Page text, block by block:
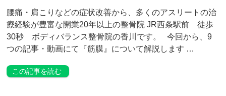
腰痛・肩こりなどの症状改善から、多くのアスリートの治
療経験が豊富な開業20年以上の整骨院 JR西条駅前 徒歩
30秒 ボディバランス整骨院の香川です。 今回から、9
つの記事・動画にて『筋膜』について解説します …
この記事を読む